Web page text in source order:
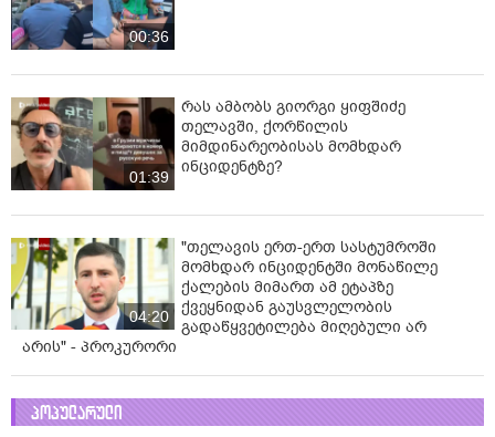
00:36
01:39
რას ამბობს გიორგი ყიფშიძე
თელავში, ქორწილის
მიმდინარეობისას მომხდარ
ინციდენტზე?
04:20
"თელავის ერთ-ერთ სასტუმროში
მომხდარ ინციდენტში მონაწილე
ქალების მიმართ ამ ეტაპზე
ქვეყნიდან გაუსვლელობის
გადაწყვეტილება მიღებული არ
არის" - პროკურორი
პოპულარული